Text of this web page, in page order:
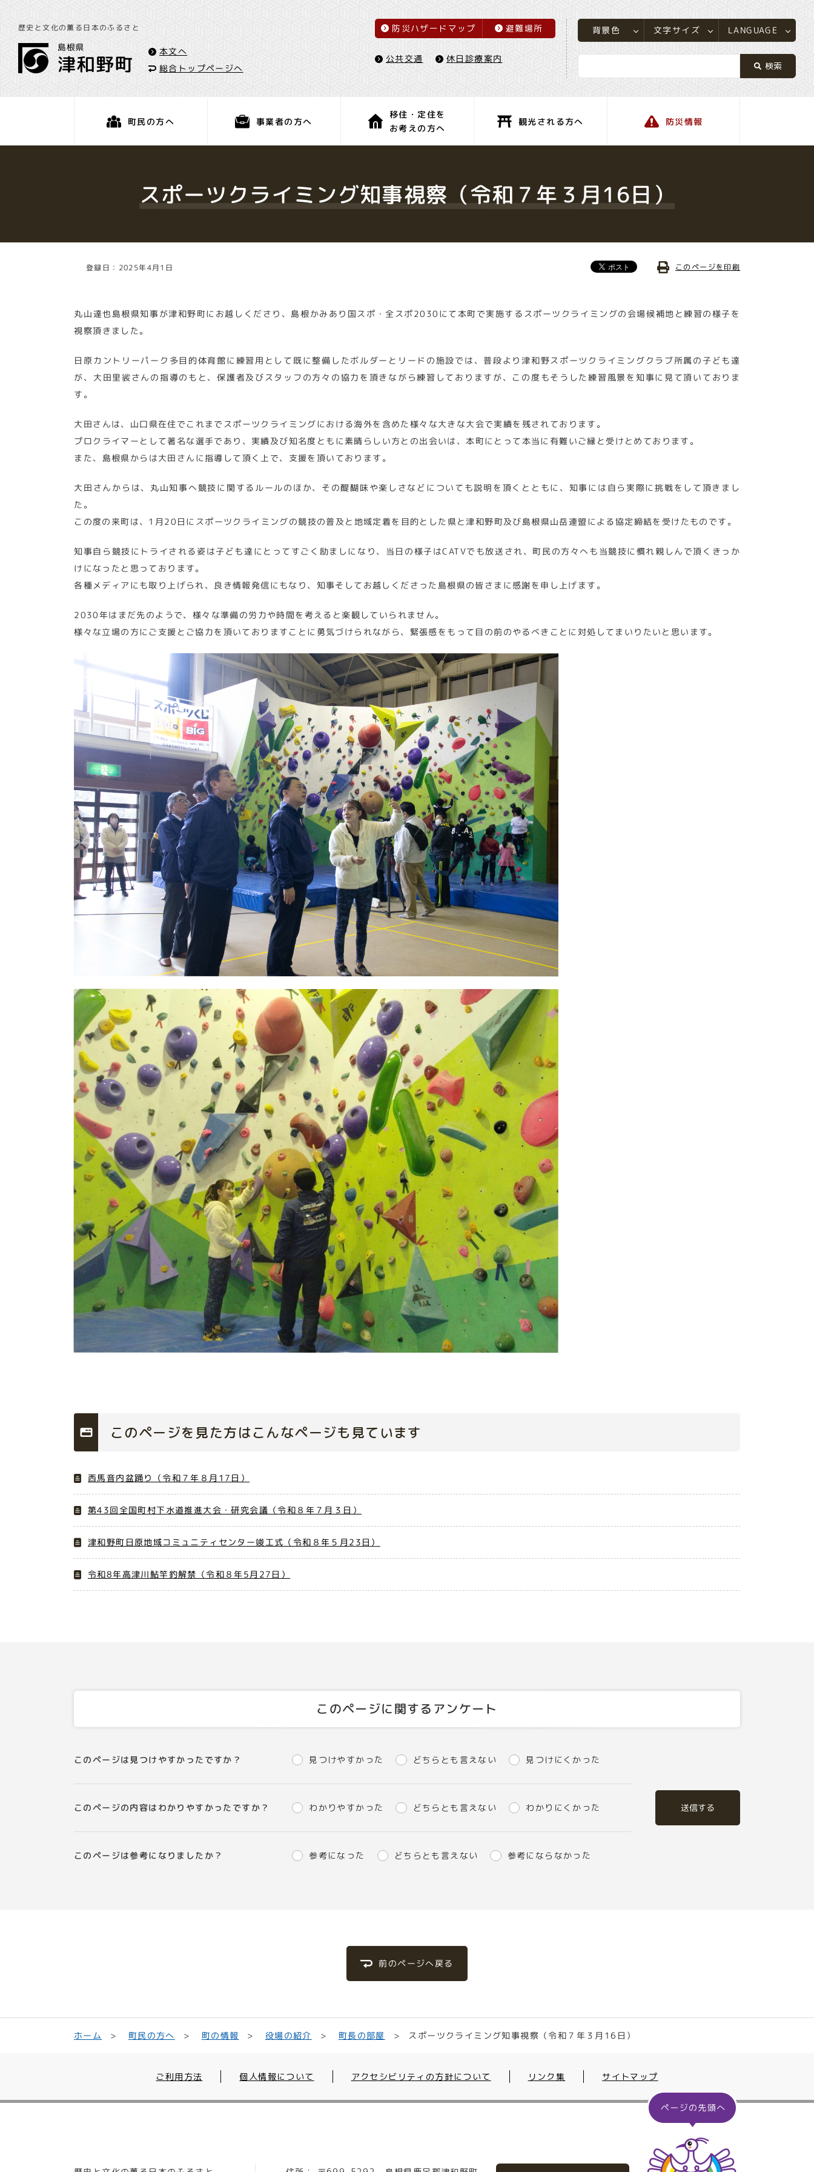
歴史と文化の薫る日本のふるさと
本文へ
総合トップページへ
防災ハザードマップ 避難場所
公共交通 休日診療案内
背景色 文字サイズ LANGUAGE
町民の方へ 事業者の方へ
移住・定住を
お考えの方へ
観光される方へ 防災情報
スポーツクライミング知事視察（令和７年３月16日）
登録日：2025年4月1日 このページを印刷
丸山達也島根県知事が津和野町にお越しくださり、島根かみあり国スポ・全スポ2030にて本町で実施するスポーツクライミングの会場候補地と練習の様子を
視察頂きました。
日原カントリーパーク多目的体育館に練習用として既に整備したボルダーとリードの施設では、普段より津和野スポーツクライミングクラブ所属の子ども達
が、大田里裟さんの指導のもと、保護者及びスタッフの方々の協力を頂きながら練習しておりますが、この度もそうした練習風景を知事に見て頂いておりま
す。
大田さんは、山口県在住でこれまでスポーツクライミングにおける海外を含めた様々な大きな大会で実績を残されております。
プロクライマーとして著名な選手であり、実績及び知名度ともに素晴らしい方との出会いは、本町にとって本当に有難いご縁と受けとめております。
また、島根県からは大田さんに指導して頂く上で、支援を頂いております。
大田さんからは、丸山知事へ競技に関するルールのほか、その醍醐味や楽しさなどについても説明を頂くとともに、知事には自ら実際に挑戦をして頂きまし
た。
この度の来町は、1月20日にスポーツクライミングの競技の普及と地域定着を目的とした県と津和野町及び島根県山岳連盟による協定締結を受けたものです。
知事自ら競技にトライされる姿は子ども達にとってすごく励ましになり、当日の様子はCATVでも放送され、町民の方々へも当競技に慣れ親しんで頂くきっか
けになったと思っております。
各種メディアにも取り上げられ、良き情報発信にもなり、知事そしてお越しくださった島根県の皆さまに感謝を申し上げます。
2030年はまだ先のようで、様々な準備の労力や時間を考えると楽観していられません。
様々な立場の方にご支援とご協力を頂いておりますことに勇気づけられながら、緊張感をもって目の前のやるべきことに対処してまいりたいと思います。
このページを見た方はこんなページも見ています
西馬音内盆踊り（令和７年８月17日）
第43回全国町村下水道推進大会・研究会議（令和８年７月３日）
津和野町日原地域コミュニティセンター竣工式（令和８年５月23日）
令和8年高津川鮎竿釣解禁（令和８年5月27日）
このページに関するアンケート
このページは見つけやすかったですか？ 見つけやすかった どちらとも言えない 見つけにくかった
このページの内容はわかりやすかったですか？ わかりやすかった どちらとも言えない わかりにくかった
このページは参考になりましたか？ 参考になった どちらとも言えない 参考にならなかった
送信する
前のページへ戻る
ホーム 町民の方へ 町の情報 役場の紹介 町長の部屋 スポーツクライミング知事視察（令和７年３月16日）
ご利用方法 個人情報について アクセシビリティの方針について リンク集 サイトマップ